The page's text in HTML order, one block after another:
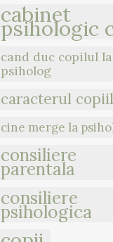
cabinet
psihologic
cand duc copilul la
psiholog
caracterul
cine merge la
consiliere
parentala
consiliere
psihologica